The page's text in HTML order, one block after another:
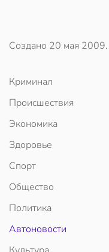
Создано 20 мая 2009.
Криминал
Происшествия
Экономика
Здоровье
Спорт
Общество
Политика
Автоновости